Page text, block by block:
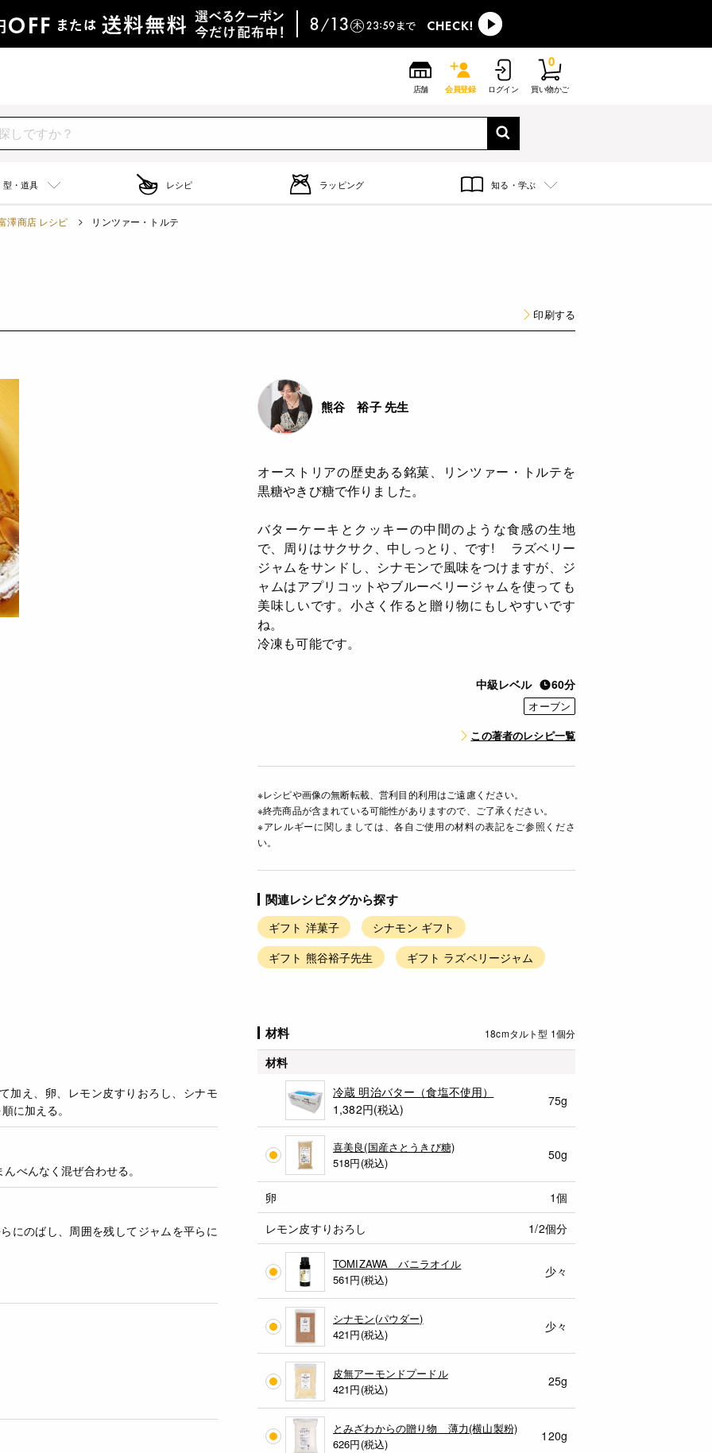
店舗 会員登録 ログイン 買い物かご
0
型・道具 レシピ ラッピング 知る・学ぶ
澤商店 レシピ リンツァー・トルテ
印刷する
熊谷 裕子 先生
オーストリアの歴史ある銘菓、リンツァー・トルテを
黒糖やきび糖で作りました。
バターケーキとクッキーの中間のような食感の生地
で、周りはサクサク、中しっとり、です! ラズベリー
ジャムをサンドし、シナモンで風味をつけますが、ジ
ャムはアプリコットやブルーベリージャムを使っても
美味しいです。小さく作ると贈り物にもしやすいです
ね。
冷凍も可能です。
中級レベル 60分
オーブン
この著者のレシピ一覧
※レシピや画像の無断転載、営利目的利用はご遠慮ください。
※終売商品が含まれている可能性がありますので、ご了承ください。
※アレルギーに関しましては、各自ご使用の材料の表記をご参照くださ
い。
関連レシピタグから探す
ギフト 洋菓子
シナモン ギフト
ギフト 熊谷裕子先生
ギフト ラズベリージャム
材料 18cmタルト型 1個分
材料
冷蔵 明治バター（食塩不使用）
1,382円(税込)
75g
喜美良(国産さとうきび糖)
518円(税込)
50g
卵
1個
レモン皮すりおろし
1/2個分
TOMIZAWA バニラオイル
561円(税込)
少々
シナモン(パウダー)
421円(税込)
少々
皮無アーモンドプードル
421円(税込)
25g
とみざわからの贈り物 薄力(横山製粉)
626円(税込)
120g
加え、卵、レモン皮すりおろし、シナモ
に加える。
べんなく混ぜ合わせる。
にのばし、周囲を残してジャムを平らに